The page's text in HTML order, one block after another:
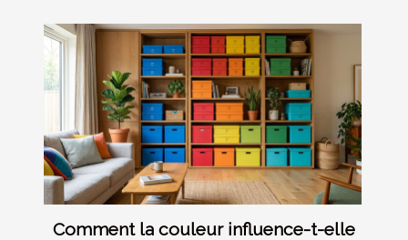
Comment la couleur influence-t-elle